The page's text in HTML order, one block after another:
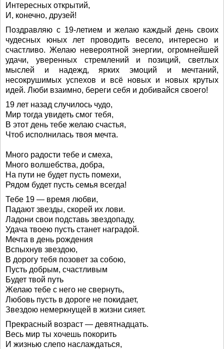
Интересных открытий,
И, конечно, друзей!
Поздравляю с 19-летием и желаю каждый день своих
чудесных юных лет проводить весело, интересно и
счастливо. Желаю невероятной энергии, огромнейшей
удачи, уверенных стремлений и позиций, светлых
мыслей и надежд, ярких эмоций и мечтаний,
несокрушимых успехов и всё новых и новых крутых
идей. Люби взаимно, береги себя и добивайся своего!
19 лет назад случилось чудо,
Мир тогда увидеть смог тебя,
В этот день тебе желаю счастья,
Чтоб исполнилась твоя мечта.
Много радости тебе и смеха,
Много волшебства, добра,
На пути не будет пусть помехи,
Рядом будет пусть семья всегда!
Тебе 19 — время любви,
Падают звезды, скорей их лови.
Ладони свои подставь звездопаду,
Удача твоею пусть станет наградой.
Мечта в день рождения
Вспыхнув звездою,
В дорогу тебя позовет за собою,
Пусть добрым, счастливым
Будет твой путь
Желаю тебе с него не свернуть,
Любовь пусть в дороге не покидает,
Звездою немеркнущей в жизни сияет.
Прекрасный возраст — девятнадцать.
Весь мир ты хочешь покорить
И жизнью слепо наслаждаться,